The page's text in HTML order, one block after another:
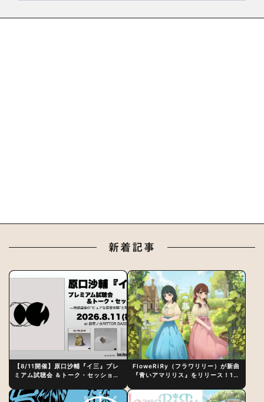
新着記事
【8/11開催】原口沙輔『イ三』プレ
ミアム試聴会 ＆トーク・セッション
制作秘話
FloweRiЯy（フラワリリー）が新曲
『青いアマリリス』をリリース！1st